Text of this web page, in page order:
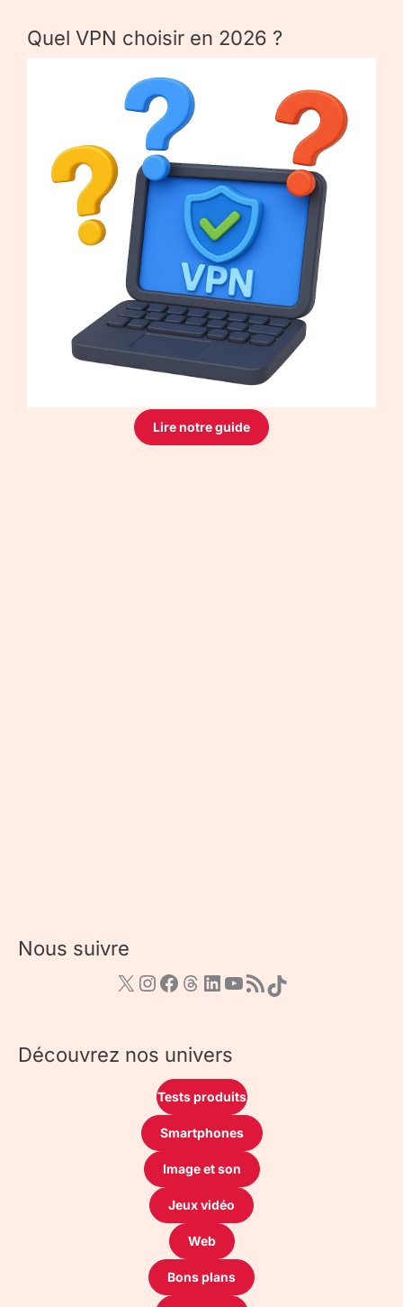
Quel VPN choisir en 2026 ?
Lire notre guide
Nous suivre
Découvrez nos univers
Tests produits
Smartphones
Image et son
Jeux vidéo
Web
Bons plans